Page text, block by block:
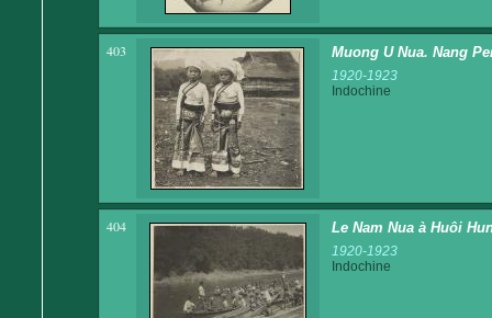
403 Muong U Nua. Nang
1920-1923
Indochine
404 Le Nam Nua à Huôi
1920-1923
Indochine